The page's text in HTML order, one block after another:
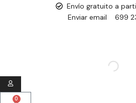
Envío gratuito a
Enviar email
699
0